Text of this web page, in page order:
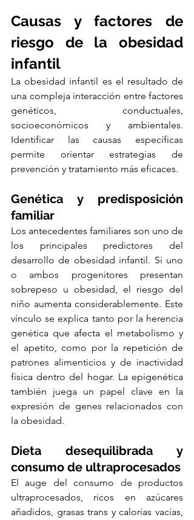
Causas y factores de
riesgo de la obesidad
infantil
La obesidad infantil es el resultado de
una compleja interacción entre factores
genéticos, conductuales,
socioeconómicos y ambientales.
Identificar las causas específicas
permite orientar estrategias de
prevención y tratamiento más eficaces.
Genética y predisposición
familiar
Los antecedentes familiares son uno de
los principales predictores del
desarrollo de obesidad infantil. Si uno
o ambos progenitores presentan
sobrepeso u obesidad, el riesgo del
niño aumenta considerablemente. Este
vínculo se explica tanto por la herencia
genética que afecta el metabolismo y
el apetito, como por la repetición de
patrones alimenticios y de inactividad
física dentro del hogar. La epigenética
también juega un papel clave en la
expresión de genes relacionados con
la obesidad.
Dieta desequilibrada y
consumo de ultraprocesados
El auge del consumo de productos
ultraprocesados, ricos en azúcares
añadidos, grasas trans y calorías vacías,